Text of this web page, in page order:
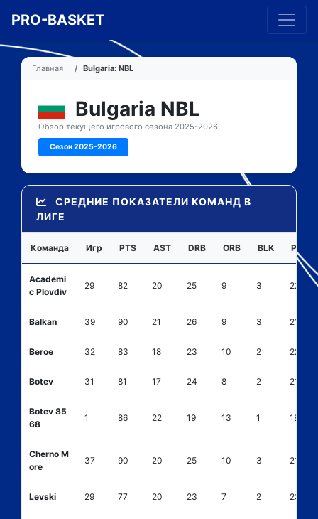
PRO-BASKET
Главная Bulgaria: NBL
Bulgaria NBL
Обзор текущего игрового сезона 2025-2026
Сезон 2025-2026
СРЕДНИЕ ПОКАЗАТЕЛИ КОМАНД В
ЛИГЕ
Команда Игр PTS AST DRB ORB BLK PF
Academi
c Plovdiv
29 82 20 25 9 3 22
Balkan 39 90 21 26 9 3 21
Beroe 32 83 18 23 10 2 22
Botev 31 81 17 24 8 2 21
Botev 85
68
1 86 22 19 13 1 18
Cherno M
ore
37 90 20 25 10 3 21
Levski 29 77 20 23 7 2 23